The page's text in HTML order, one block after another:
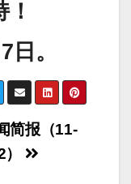
。
简报（11-